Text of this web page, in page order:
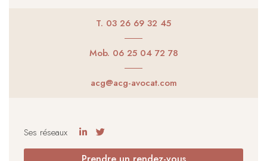
T. 03 26 69 32 45
Mob. 06 25 04 72 78
acg@acg-avocat.com
Ses réseaux